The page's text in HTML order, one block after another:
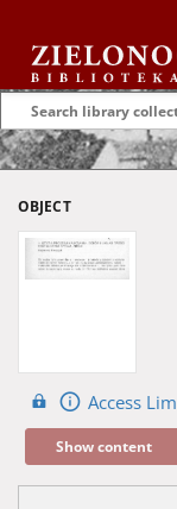
OBJECT
Access
Show content